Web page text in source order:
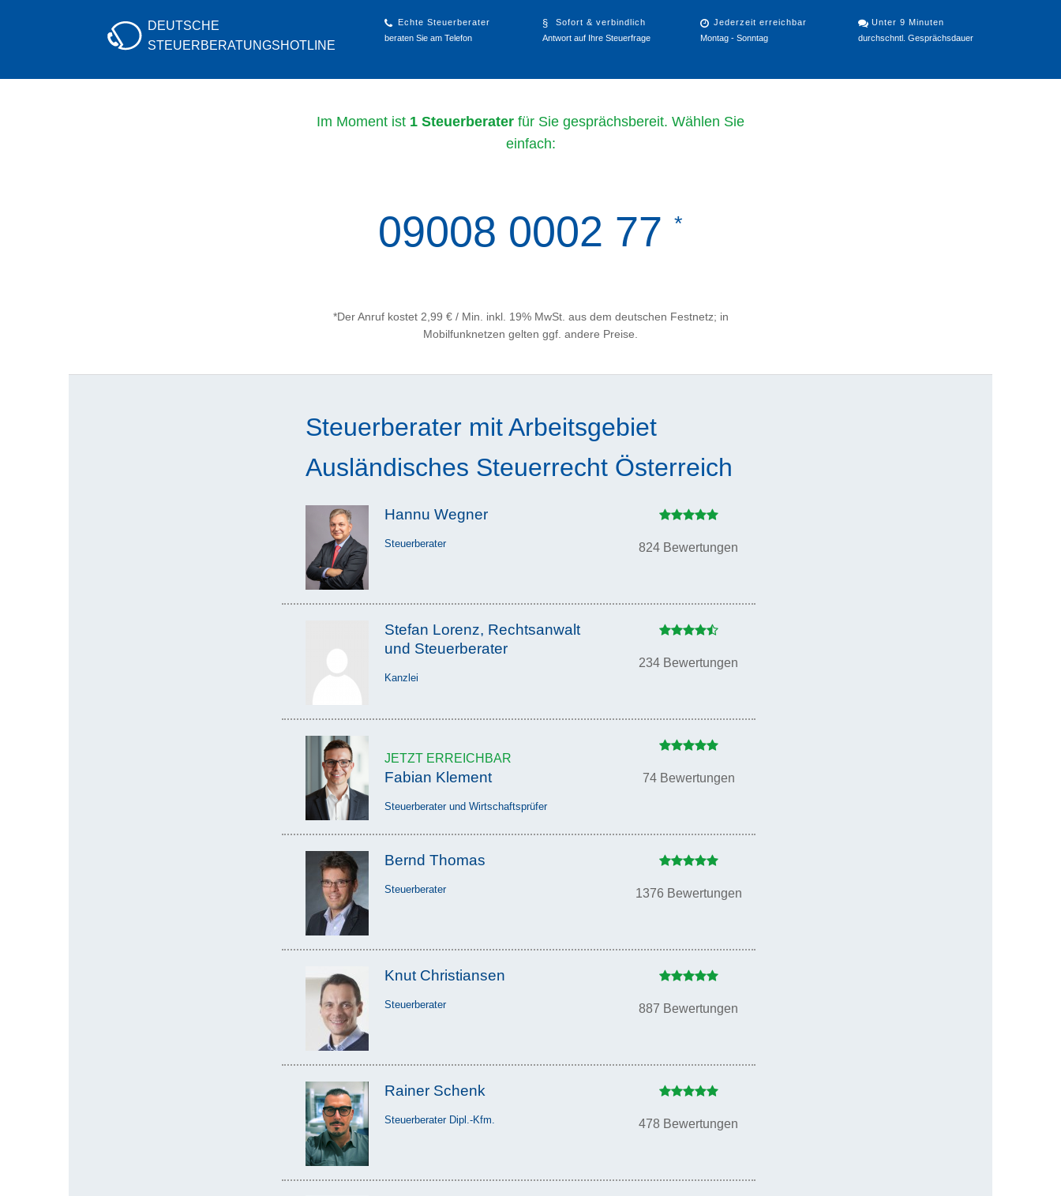
DEUTSCHE
STEUERBERATUNGSHOTLINE
Echte Steuerberater
beraten Sie am Telefon
Sofort & verbindlich
Antwort auf Ihre Steuerfrage
Jederzeit erreichbar
Montag - Sonntag
Unter 9 Minuten
durchschntl. Gesprächsdauer
Im Moment ist 1 Steuerberater für Sie gesprächsbereit. Wählen Sie
einfach:
09008 0002 77 *
*Der Anruf kostet 2,99 € / Min. inkl. 19% MwSt. aus dem deutschen Festnetz; in
Mobilfunknetzen gelten ggf. andere Preise.
Steuerberater mit Arbeitsgebiet
Ausländisches Steuerrecht Österreich
Hannu Wegner
Steuerberater 824 Bewertungen
Stefan Lorenz, Rechtsanwalt
und Steuerberater
Kanzlei
234 Bewertungen
JETZT ERREICHBAR
Fabian Klement
Steuerberater und Wirtschaftsprüfer
74 Bewertungen
Bernd Thomas
Steuerberater 1376 Bewertungen
Knut Christiansen
Steuerberater 887 Bewertungen
Rainer Schenk
Steuerberater Dipl.-Kfm. 478 Bewertungen